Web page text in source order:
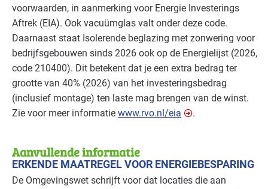
voorwaarden, in aanmerking voor Energie Investerings
Aftrek (EIA). Ook vacuümglas valt onder deze code.
Daarnaast staat Isolerende beglazing met zonwering voor
bedrijfsgebouwen sinds 2026 ook op de Energielijst (2026,
code 210400). Dit betekent dat je een extra bedrag ter
grootte van 40% (2026) van het investeringsbedrag
(inclusief montage) ten laste mag brengen van de winst.
Zie voor meer informatie www.rvo.nl/eia .
Aanvullende informatie
ERKENDE MAATREGEL VOOR ENERGIEBESPARING
De Omgevingswet schrijft voor dat locaties die aan